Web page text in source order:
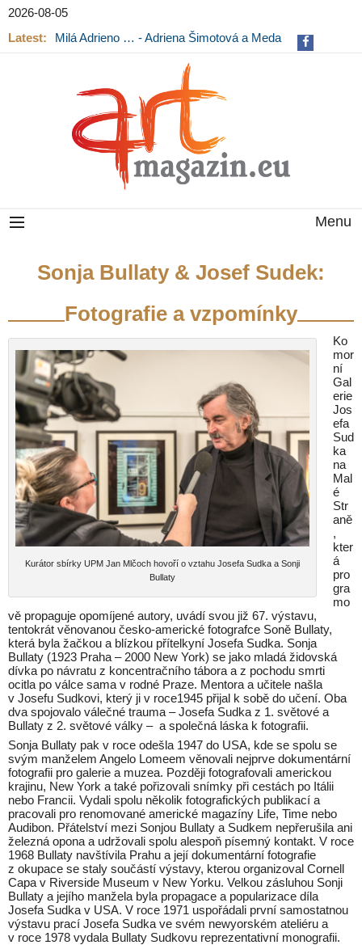
2026-08-05
Latest:
Milá Adrieno … - Adriena Šimotová a Meda
Menu
Sonja Bullaty & Josef Sudek:
Fotografie a vzpomínky
Kurátor sbírky UPM Jan Mlčoch hovoří o vztahu Josefa Sudka a Sonji
Bullaty
Ko
mor
ní
Gal
erie
Jos
efa
Sud
ka
na
Mal
é
Str
aně
,
kter
á
pro
gra
mo
vě propaguje opomíjené autory, uvádí svou již 67. výstavu,
tentokrát věnovanou česko-americké fotografce Soně Bullaty,
která byla žačkou a blízkou přítelkyní Josefa Sudka. Sonja
Bullaty (1923 Praha – 2000 New York) se jako mladá židovská
dívka po návratu z koncentračního tábora a z pochodu smrti
ocitla po válce sama v rodné Praze. Mentora a učitele našla
v Josefu Sudkovi, který ji v roce1945 přijal k sobě do učení. Oba
dva spojovalo válečné trauma – Josefa Sudka z 1. světové a
Bullaty z 2. světové války – a společná láska k fotografii.
Sonja Bullaty pak v roce odešla 1947 do USA, kde se spolu se
svým manželem Angelo Lomeem věnovali nejprve dokumentární
fotografii pro galerie a muzea. Později fotografovali americkou
krajinu, New York a také pořizovali snímky při cestách po Itálii
nebo Francii. Vydali spolu několik fotografických publikací a
pracovali pro renomované americké magazíny Life, Time nebo
Audibon. Přátelství mezi Sonjou Bullaty a Sudkem nepřerušila ani
železná opona a udržovali spolu alespoň písemný kontakt. V roce
1968 Bullaty navštívila Prahu a její dokumentární fotografie
z okupace se staly součástí výstavy, kterou organizoval Cornell
Capa v Riverside Museum v New Yorku. Velkou zásluhou Sonji
Bullaty a jejího manžela byla propagace a popularizace díla
Josefa Sudka v USA. V roce 1971 uspořádali první samostatnou
výstavu prací Josefa Sudka ve svém newyorském ateliéru a
v roce 1978 vydala Bullaty Sudkovu reprezentativní monografii.